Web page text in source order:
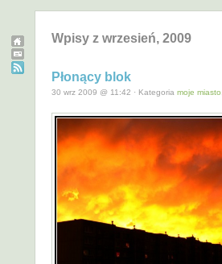
Wpisy z wrzesień, 2009
Płonący blok
30 wrz 2009 @ 11:42 · Kategoria moje miasto